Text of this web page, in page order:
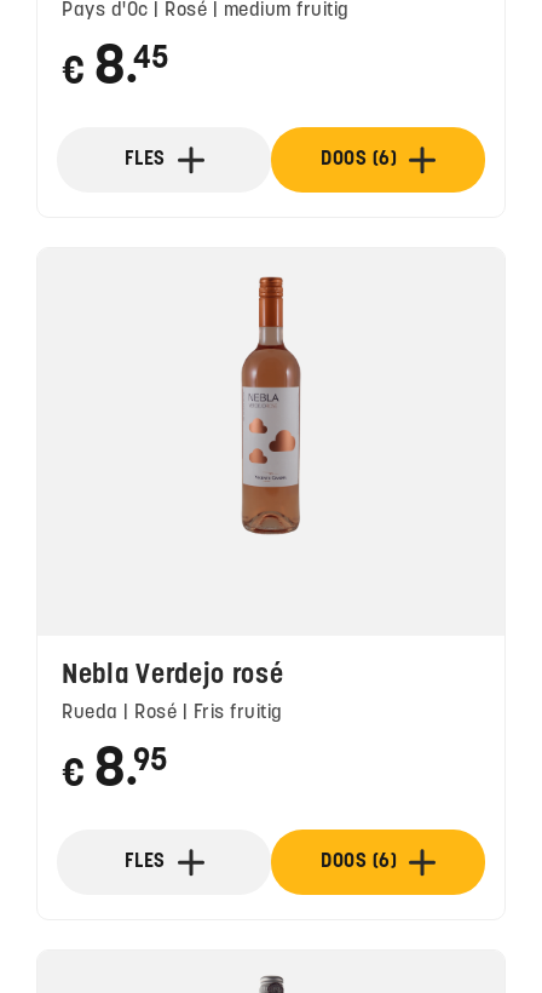
Pays d'Oc | Rosé | medium fruitig
€ 8●
45
FLES DOOS (6)
Nebla Verdejo rosé
Rueda | Rosé | Fris fruitig
€ 8●
95
FLES DOOS (6)